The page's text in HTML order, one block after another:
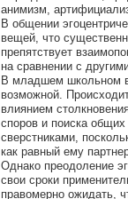
анимизм,
В общении
вещей, что
препятствует
на сравнении с
В младшем школьном
возможной.
влиянием
споров и поиска
сверстниками,
как равный ему
Однако преодоление
свои сроки
правомерно ожидать,